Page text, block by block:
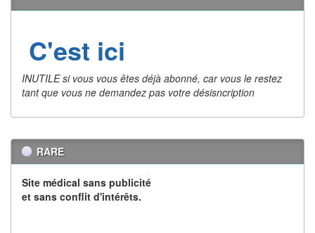
C'est ici
INUTILE si vous vous êtes déjà abonné, car vous le restez
tant que vous ne demandez pas votre désisncription
RARE
Site médical sans publicité
et sans conflit d'intérêts.